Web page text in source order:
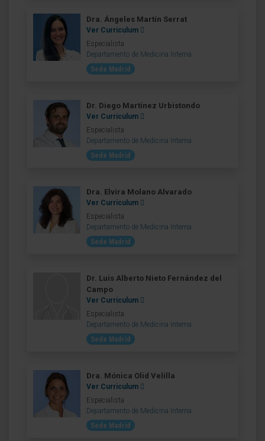
Dra. Ángeles Martín Serrat
Ver Curriculum
Especialista
Departamento de Medicina Interna
Sede Madrid
Dr. Diego Martínez Urbistondo
Ver Curriculum
Especialista
Departamento de Medicina Interna
Sede Madrid
Dra. Elvira Molano Alvarado
Ver Curriculum
Especialista
Departamento de Medicina Interna
Sede Madrid
Dr. Luis Alberto Nieto Fernández del
Campo
Ver Curriculum
Especialista
Departamento de Medicina Interna
Sede Madrid
Dra. Mónica Olid Velilla
Ver Curriculum
Especialista
Departamento de Medicina Interna
Sede Madrid